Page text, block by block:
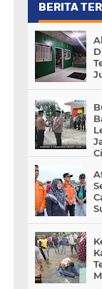
BERITA